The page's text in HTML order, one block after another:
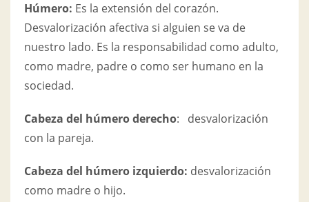
Húmero: Es la extensión del corazón.
Desvalorización afectiva si alguien se va de
nuestro lado. Es la responsabilidad como adulto,
como madre, padre o como ser humano en la
sociedad.
Cabeza del húmero derecho: desvalorización
con la pareja.
Cabeza del húmero izquierdo: desvalorización
como madre o hijo.